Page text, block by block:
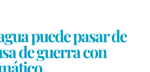
puede pasar de
de guerra con